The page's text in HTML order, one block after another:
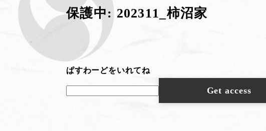
保護中: 202311_柿沼家
ぱすわーどをいれてね